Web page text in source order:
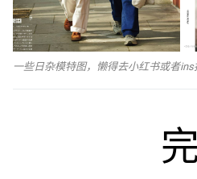
一些日杂模特图，懒得去小红书或者
完